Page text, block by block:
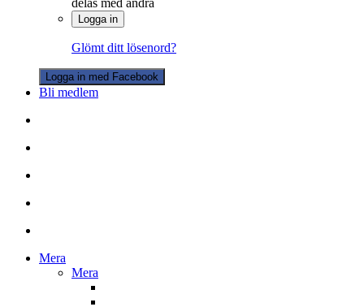
Logga in
Glömt ditt lösenord?
Logga in med Facebook
Bli medlem
Mera
Mera